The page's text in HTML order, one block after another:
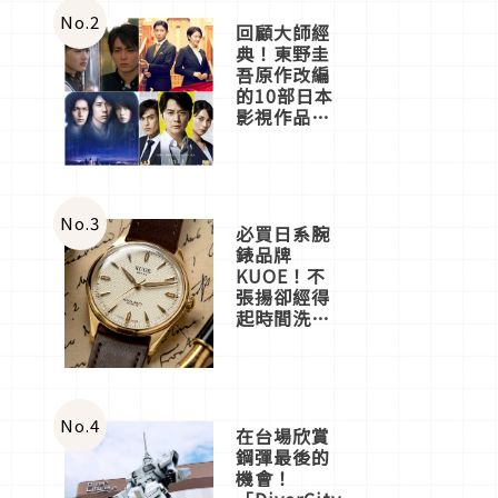
店3分即達
No.2 回顧大師經
典！東野圭
吾原作改編
的10部日本
影視作品推
No.3 必買日系腕
錶品牌
KUOE！不
張揚卻經得
起時間洗鍊
No.4 在台場欣賞
鋼彈最後的
機會！